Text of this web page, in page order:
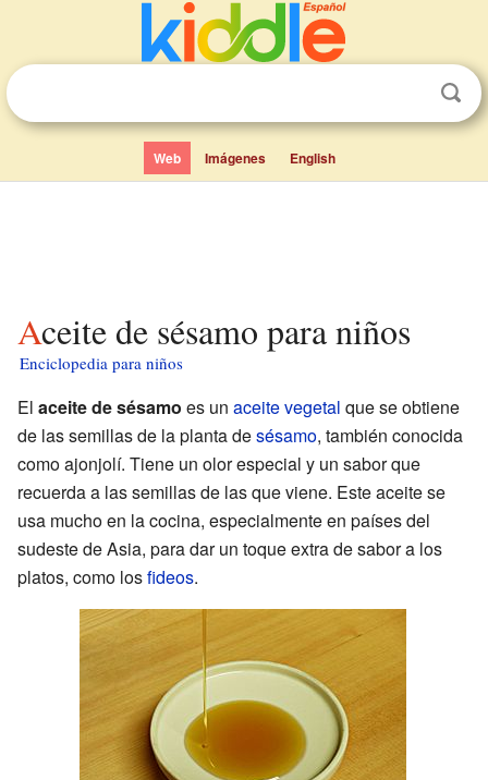
Web Imágenes English
Aceite de sésamo para niños
Enciclopedia para niños
El aceite de sésamo es un aceite vegetal que se obtiene
de las semillas de la planta desésamo, también conocida
como ajonjolí. Tiene un olor especial y un sabor que
recuerda a las semillas de las que viene. Este aceite se
usa mucho en la cocina, especialmente en países del
sudeste de Asia, para dar un toque extra de sabor a los
platos, como losfideos.